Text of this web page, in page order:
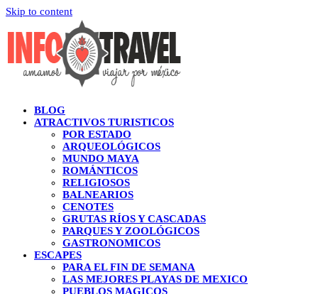
Skip to content
BLOG
ATRACTIVOS TURISTICOS
POR ESTADO
ARQUEOLÓGICOS
MUNDO MAYA
ROMÁNTICOS
RELIGIOSOS
BALNEARIOS
CENOTES
GRUTAS RÍOS Y CASCADAS
PARQUES Y ZOOLÓGICOS
GASTRONOMICOS
ESCAPES
PARA EL FIN DE SEMANA
LAS MEJORES PLAYAS DE MEXICO
PUEBLOS MAGICOS